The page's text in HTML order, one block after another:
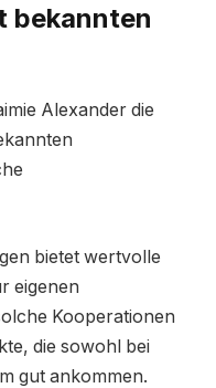
bekannten
Alexander die
bietet wertvolle
eigenen
Kooperationen
die sowohl bei
gut ankommen.